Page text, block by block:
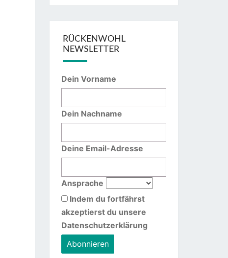
RÜCKENWOHL
NEWSLETTER
Dein Vorname
Dein Nachname
Deine Email-Adresse
Ansprache
Indem du fortfährst
akzeptierst du unsere
Datenschutzerklärung